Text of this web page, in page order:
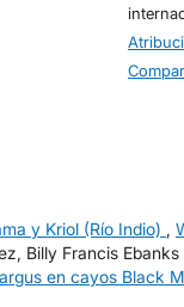
y Kriol (Río Indio) ,
Billy Francis
en cayos Black